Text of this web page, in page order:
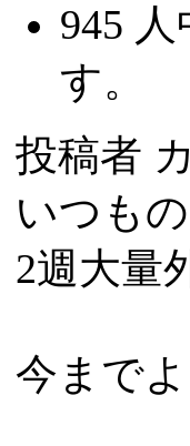
945 人
す。
投稿者
いつも
2週大量
今まで